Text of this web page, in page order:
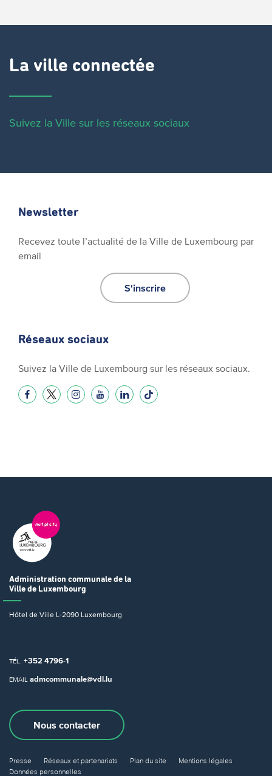
La ville connectée
Suivez la Ville sur les réseaux sociaux
Newsletter
Recevez toute l’actualité de la Ville de Luxembourg par
email
S'inscrire
Réseaux sociaux
Suivez la Ville de Luxembourg sur les réseaux sociaux.
Administration communale de la
Ville de Luxembourg
Hôtel de Ville L-2090 Luxembourg
TÉL. +352 4796-1
EMAIL admcommunale@vdl.lu
Nous contacter
Presse Réseaux et partenariats Plan du site
Mentions légales
Données personnelles